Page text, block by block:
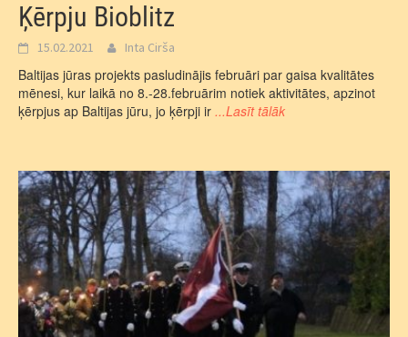
Ķērpju Bioblitz
15.02.2021 Inta Cirša
Baltijas jūras projekts pasludinājis februāri par gaisa kvalitātes
mēnesi, kur laikā no 8.-28.februārim notiek aktivitātes, apzinot
ķērpjus ap Baltijas jūru, jo ķērpji ir ...Lasīt tālāk